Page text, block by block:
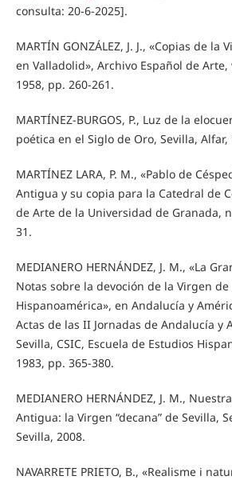
consulta: 20-6-2025].
MARTÍN GONZÁLEZ, J. J., «Copias de
en Valladolid», Archivo Español de Arte,
1958, pp. 260-261.
MARTÍNEZ-BURGOS, P., Luz de la
poética en el Siglo de Oro, Sevilla, Alfar,
MARTÍNEZ LARA, P. M., «Pablo de
Antigua y su copia para la Catedral de
de Arte de la Universidad de Granada,
31.
MEDIANERO HERNÁNDEZ, J. M., «La
Notas sobre la devoción de la Virgen
Hispanoamérica», en Andalucía y
Actas de las II Jornadas de Andalucía y
Sevilla, CSIC, Escuela de Estudios
1983, pp. 365-380.
MEDIANERO HERNÁNDEZ, J. M.,
Antigua: la Virgen “decana” de Sevilla,
Sevilla, 2008.
NAVARRETE PRIETO, B., «Realisme i